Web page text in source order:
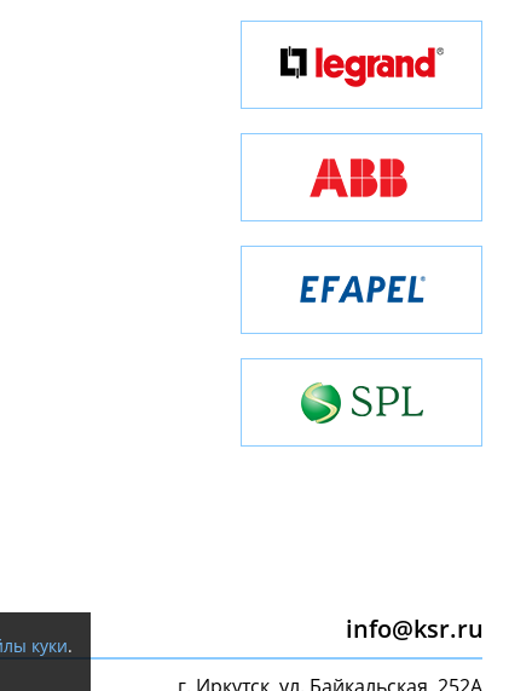
info@ksr.ru
куки.